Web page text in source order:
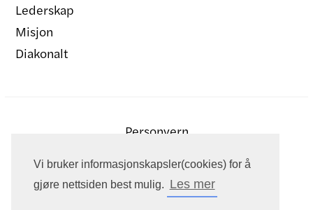
Vi bruker informasjonskapsler(cookies) for å
gjøre nettsiden best mulig. Les mer
Lederskap
Misjon
Diakonalt
Personvern